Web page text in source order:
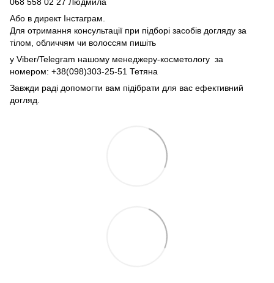
Або в директ Інстаграм.
Для отримання консультації при підборі засобів догляду за
тілом, обличчям чи волоссям пишіть
у Viber/Telegram нашому менеджеру-косметологу за
номером: +38(098)303-25-51 Тетяна
Завжди раді допомогти вам підібрати для вас ефективний
догляд.